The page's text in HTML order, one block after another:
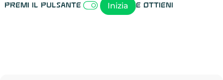
Premi il pulsante Inizia e ottieni